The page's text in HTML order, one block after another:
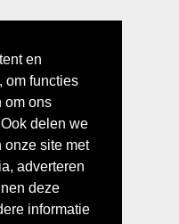
en
om functies
om ons
delen we
onze site met
adverteren
deze
informatie